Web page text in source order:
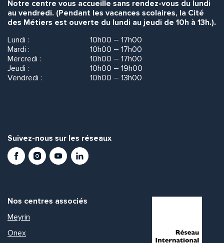
Notre centre vous accueille sans rendez-vous du lundi
au vendredi. (Pendant les vacances scolaires, la Cité
des Métiers est ouverte du lundi au jeudi de 10h à 13h.).
Lundi :
10h00 – 17h00
Mardi :
10h00 – 17h00
Mercredi :
10h00 – 17h00
Jeudi :
10h00 – 19h00
Vendredi :
10h00 – 13h00
Suivez-nous sur les réseaux
FacebookInstagramYoutubeLinkedIn
Nos centres associés
Meyrin
Onex